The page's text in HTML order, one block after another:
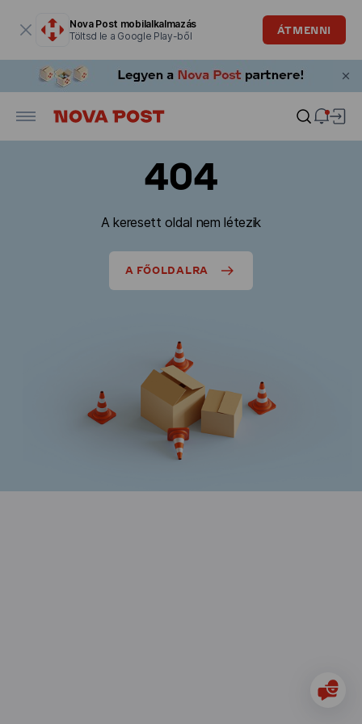
Nova Post mobilalkalmazás
Töltsd le a Google Play-ből
ÁTMENNI
404
A keresett oldal nem létezik
A FŐOLDALRA